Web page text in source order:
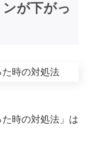
が下がっ
た時の対処法」は